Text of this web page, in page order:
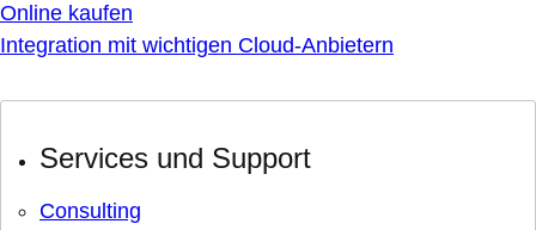
Online kaufen
Integration mit wichtigen Cloud-Anbietern
Services und Support
Consulting